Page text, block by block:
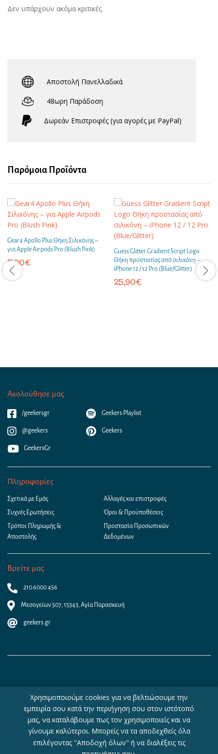
Δεν υπάρχουν ακόμα κριτικές.
Αποστολή Πανελλαδικά
48ωρη Παράδοση
Δωρεάν Eπιστροφές (για αγορές με PayPal)
Παρόμοια Προϊόντα
Gear4 Apollo Plus Θήκη Σιλικόνης –
για Apple Airpods Pro (Blush Pink)
7,90€
Guess Glitter Gradient Script Logo
Θήκη προστασίας από σιλικόνη –
iPhone 12 / 12 Pro (Blue/Glitter)
25,90€
Ακολούθησε μας
/geekersgr
@geekers
GeekersGr
Geekers Playlist
Geekers
Πληροφορίες
Σχετικά με Εμάς
Συχνές Ερωτήσεις
Τρόποι Πληρωμής &
Αποστολής
Αλλαγές και επιστροφές
Όροι & Προϋποθέσεις
Προστασία Προσωπικών
Δεδομένων
Βρείτε μας
210 6000 456
Μεσογείων 507, 15343, Αγία Παρασκευή
geekers.gr
Copyright © 2026 - Geekers.gr | Designed by
Woocommerce
by WebHosting|4U
Χρησιμοποιούμε cookies για να βελτιώσουμε την
εμπειρία σου κατά την περιήγηση σου στον ιστότοπό
μας, να καταλάβουμε πως τον χρησιμοποιείς και να
γίνουμε καλύτεροι. Μπορείς να τα αποδεχθείς όλα
επιλέγοντας "Αποδοχή όλων" ή να διαλέξεις τις